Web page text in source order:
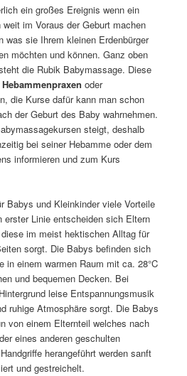
ein großes Ereignis wenn ein
im Voraus der Geburt machen
was sie Ihrem kleinen Erdenbürger
möchten und können. Ganz oben
die Rubik Babymassage. Diese
Hebammenpraxenoder
die Kurse dafür kann man schon
der Geburt des Baby wahrnehmen.
steigt, deshalb
bei seiner Hebamme oder dem
informieren und zum Kurs
Babys und Kleinkinder viele Vorteile
erster Linie entscheiden sich Eltern
im meist hektischen Alltag für
sorgt. Die Babys befinden sich
in einem warmen Raum mit ca. 28°C
und bequemen Decken. Bei
leise Entspannungsmusik
ruhige Atmosphäre sorgt. Die Babys
von einem Elternteil welches nach
eines anderen geschulten
herangeführt werden sanft
und gestreichelt.